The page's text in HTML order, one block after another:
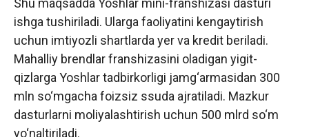
Shu maqsadda Yoshlar mini-franshizasi dasturi
ishga tushiriladi. Ularga faoliyatini kengaytirish
uchun imtiyozli shartlarda yer va kredit beriladi.
Mahalliy brendlar franshizasini oladigan yigit-
qizlarga Yoshlar tadbirkorligi jamg‘armasidan 300
mln so‘mgacha foizsiz ssuda ajratiladi. Mazkur
dasturlarni moliyalashtirish uchun 500 mlrd so‘m
yo‘naltiriladi.